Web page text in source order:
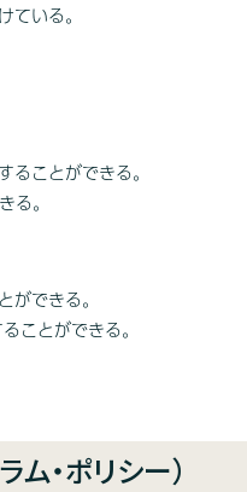
いる。
ことができる。
る。
できる。
ことができる。
・ポリシー）